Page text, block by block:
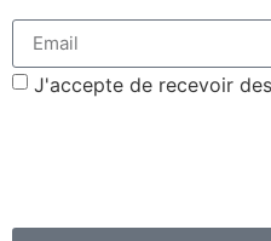
J'accepte de recevoir